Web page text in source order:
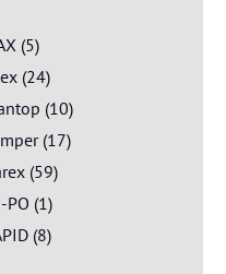
(5)
(24)
(10)
(17)
(59)
PO (1)
(8)